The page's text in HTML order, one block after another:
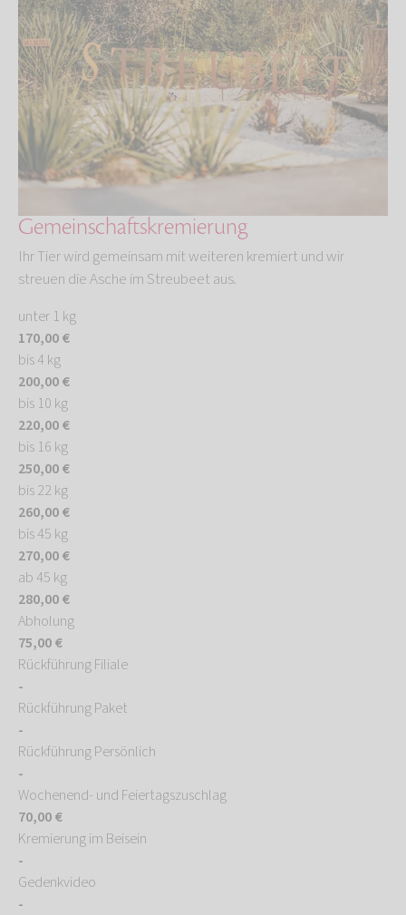
Gemeinschaftskremierung
Ihr Tier wird gemeinsam mit weiteren kremiert und wir
streuen die Asche im Streubeet aus.
unter 1 kg
170,00 €
bis 4 kg
200,00 €
bis 10 kg
220,00 €
bis 16 kg
250,00 €
bis 22 kg
260,00 €
bis 45 kg
270,00 €
ab 45 kg
280,00 €
Abholung
75,00 €
Rückführung Filiale
-
Rückführung Paket
-
Rückführung Persönlich
-
Wochenend- und Feiertagszuschlag
70,00 €
Kremierung im Beisein
-
Gedenkvideo
-